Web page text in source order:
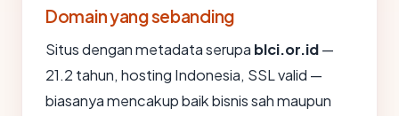
Domain yang sebanding
Situs dengan metadata serupa blci.or.id—
21.2 tahun, hosting Indonesia, SSL valid —
biasanya mencakup baik bisnis sah maupun